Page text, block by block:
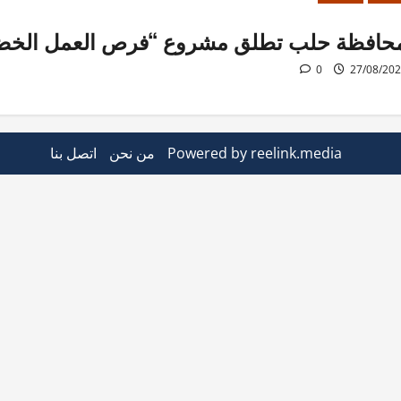
حلب تطلق مشروع “فرص العمل
27/08/
0
Powered by reelink.media من نحن اتصل بنا